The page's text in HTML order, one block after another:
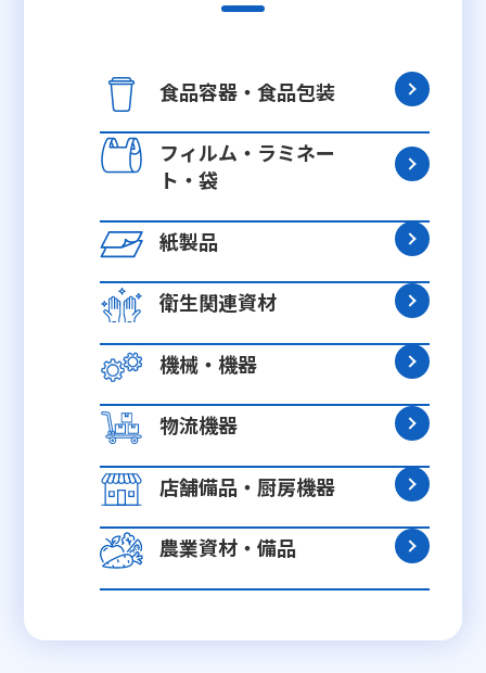
食品容器・食品包装
フィルム・ラミネー
ト・袋
紙製品
衛生関連資材
機械・機器
物流機器
店舗備品・厨房機器
農業資材・備品